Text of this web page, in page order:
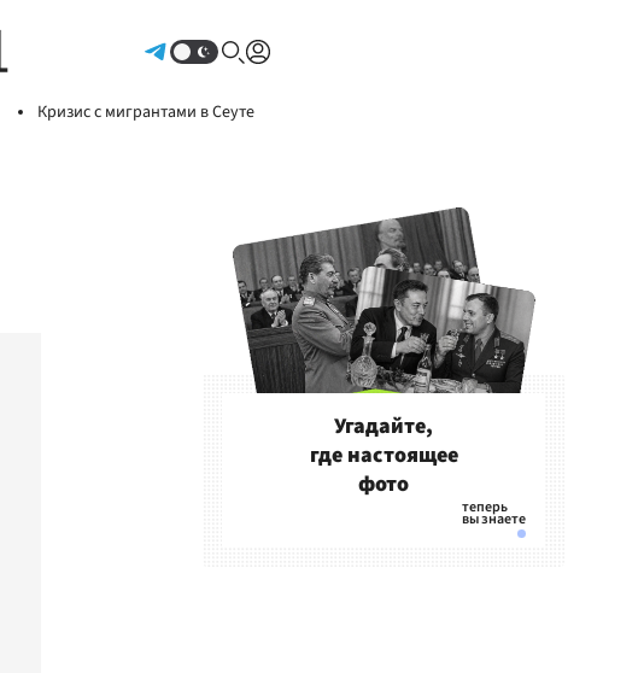
Кризис с мигрантами в Сеуте
Угадайте,
где настоящее
фото